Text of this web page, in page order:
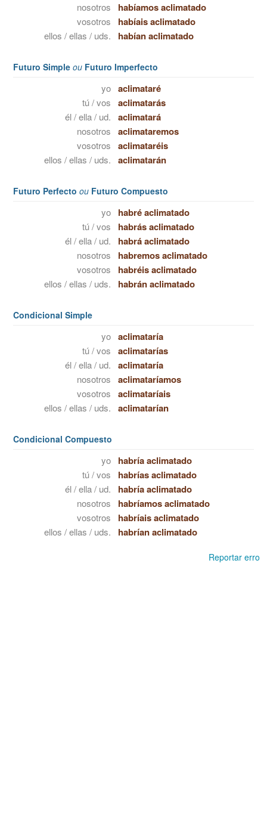
nosotros habíamos aclimatado
vosotros habíais aclimatado
ellos / ellas / uds. habían aclimatado
Futuro Simple ou Futuro Imperfecto
yo aclimataré
tú / vos aclimatarás
él / ella / ud. aclimatará
nosotros aclimataremos
vosotros aclimataréis
ellos / ellas / uds. aclimatarán
Futuro Perfecto ou Futuro Compuesto
yo habré aclimatado
tú / vos habrás aclimatado
él / ella / ud. habrá aclimatado
nosotros habremos aclimatado
vosotros habréis aclimatado
ellos / ellas / uds. habrán aclimatado
Condicional Simple
yo aclimataría
tú / vos aclimatarías
él / ella / ud. aclimataría
nosotros aclimataríamos
vosotros aclimataríais
ellos / ellas / uds. aclimatarían
Condicional Compuesto
yo habría aclimatado
tú / vos habrías aclimatado
él / ella / ud. habría aclimatado
nosotros habríamos aclimatado
vosotros habríais aclimatado
ellos / ellas / uds. habrían aclimatado
Reportar erro